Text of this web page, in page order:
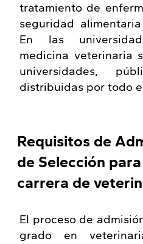
tratamiento de
seguridad
En las
medicina veterinaria
universidades,
distribuidas por todo
Requisitos de
de Selección
carrera de
El proceso de
grado en